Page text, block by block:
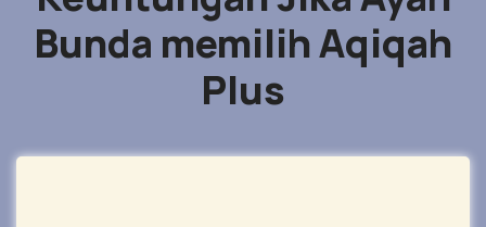
Bunda memilih Aqiqah
Plus